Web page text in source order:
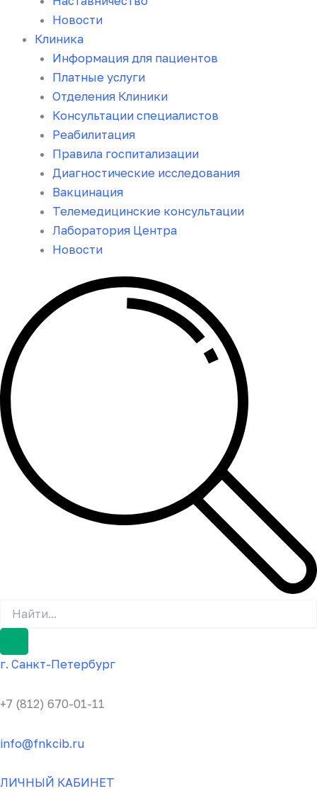
Новости
Клиника
Информация для пациентов
Платные услуги
Отделения Клиники
Консультации специалистов
Реабилитация
Правила госпитализации
Диагностические исследования
Вакцинация
Телемедицинские консультации
Лаборатория Центра
Новости
г. Санкт-Петербург
+7 (812) 670-01-11
info@fnkcib.ru
ЛИЧНЫЙ КАБИНЕТ